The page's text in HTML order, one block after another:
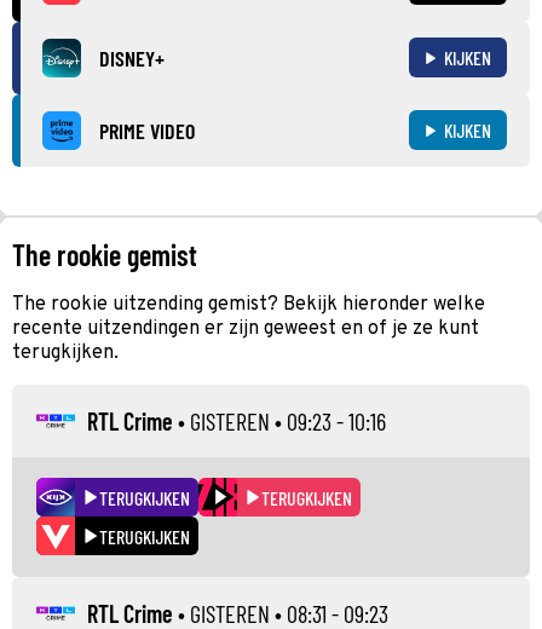
DISNEY+ KIJKEN
PRIME VIDEO KIJKEN
The rookie gemist
The rookie uitzending gemist? Bekijk hieronder welke
recente uitzendingen er zijn geweest en of je ze kunt
terugkijken.
RTL Crime • GISTEREN • 09:23 - 10:16
TERUGKIJKEN
TERUGKIJKEN
TERUGKIJKEN
RTL Crime • GISTEREN • 08:31 - 09:23